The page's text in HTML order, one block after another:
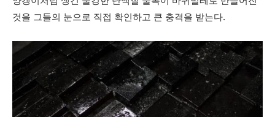
것을 그들의 눈으로 직접 확인하고 큰 충격을 받는다.